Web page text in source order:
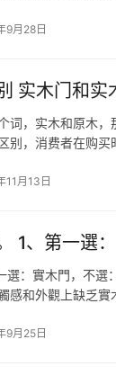
9月28日
实木门和实
词，实木和原木
别，消费者在购
11月13日
1、第一選
選：實木門，不
感和外觀上缺乏
9月25日